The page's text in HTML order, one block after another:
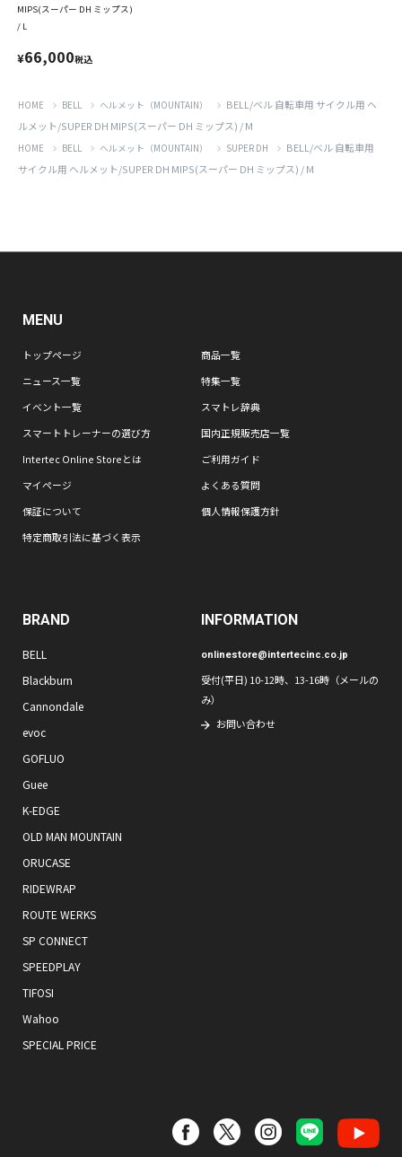
MIPS(スーパー DH ミップス)
/ L
¥66,000税込
HOME BELL ヘルメット（MOUNTAIN）
BELL/ベル 自転車用 サイクル用 ヘ
ルメット/SUPER DH MIPS(スーパー DH ミップス) / M
HOME BELL ヘルメット（MOUNTAIN） SUPER DH
BELL/ベル 自転車用
サイクル用 ヘルメット/SUPER DH MIPS(スーパー DH ミップス) / M
MENU
トップページ
商品一覧
ニュース一覧
特集一覧
イベント一覧
スマトレ辞典
スマートトレーナーの選び方
国内正規販売店一覧
Intertec Online Storeとは
ご利用ガイド
マイページ
よくある質問
保証について
個人情報保護方針
特定商取引法に基づく表示
BRAND
BELL
Blackburn
Cannondale
evoc
GOFLUO
Guee
K-EDGE
OLD MAN MOUNTAIN
ORUCASE
RIDEWRAP
ROUTE WERKS
SP CONNECT
SPEEDPLAY
TIFOSI
Wahoo
SPECIAL PRICE
INFORMATION
onlinestore@intertecinc.co.jp
受付(平日) 10-12時、13-16時（メールの
み）
お問い合わせ